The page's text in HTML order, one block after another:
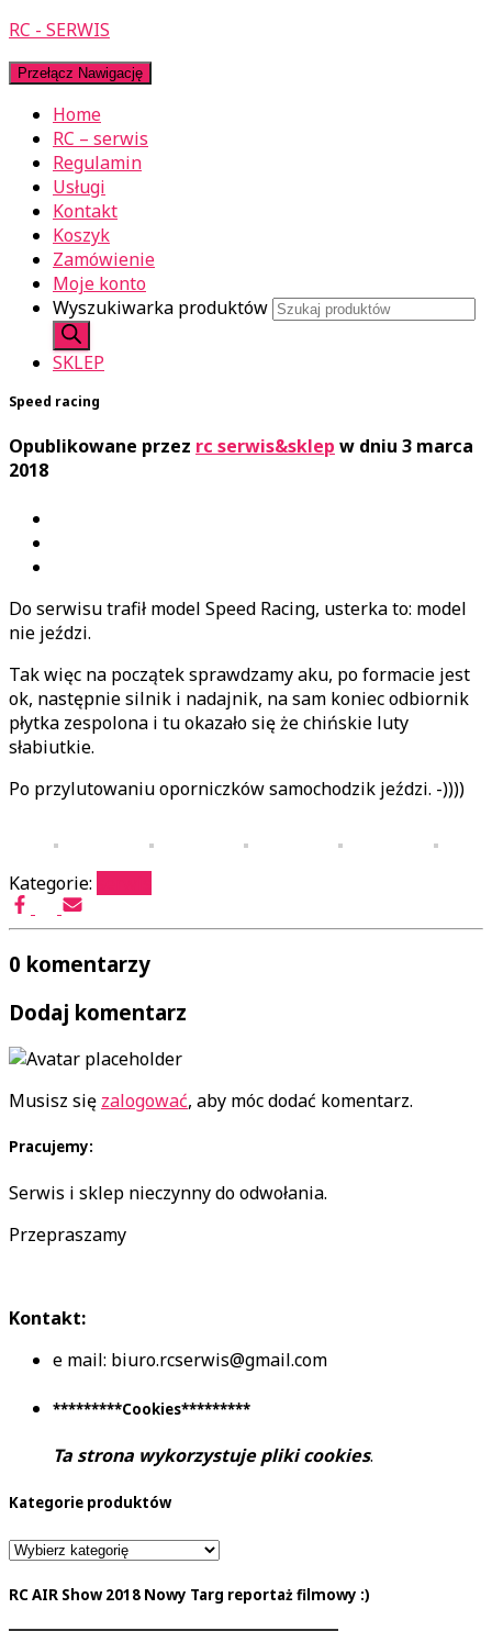
RC - SERWIS
Przełącz Nawigację
Home
RC – serwis
Regulamin
Usługi
Kontakt
Koszyk
Zamówienie
Moje konto
Wyszukiwarka produktów
SKLEP
Speed racing
Opublikowane przez rc serwis&sklep w dniu 3 marca
2018
Do serwisu trafił model Speed Racing, usterka to: model
nie jeździ.
Tak więc na początek sprawdzamy aku, po formacie jest
ok, następnie silnik i nadajnik, na sam koniec odbiornik
płytka zespolona i tu okazało się że chińskie luty
słabiutkie.
Po przylutowaniu oporniczków samochodzik jeździ. -))))
Kategorie:
0 komentarzy
Dodaj komentarz
Musisz się zalogować, aby móc dodać komentarz.
Pracujemy:
Serwis i sklep nieczynny do odwołania.
Przepraszamy
Kontakt:
e mail: biuro.rcserwis@gmail.com
*********Cookies*********
Ta strona wykorzystuje pliki cookies.
Kategorie produktów
RC AIR Show 2018 Nowy Targ reportaż filmowy :)